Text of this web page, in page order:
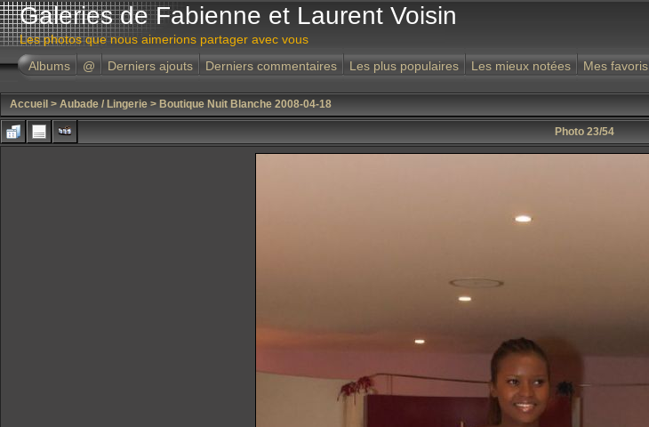
Galeries de Fabienne et Laurent Voisin
Les photos que nous aimerions partager avec vous
Albums
@ Derniers ajouts Derniers commentaires Les plus populaires Les mieux notées Mes favoris
Accueil > Aubade / Lingerie > Boutique Nuit Blanche 2008-04-18
Photo 23/54